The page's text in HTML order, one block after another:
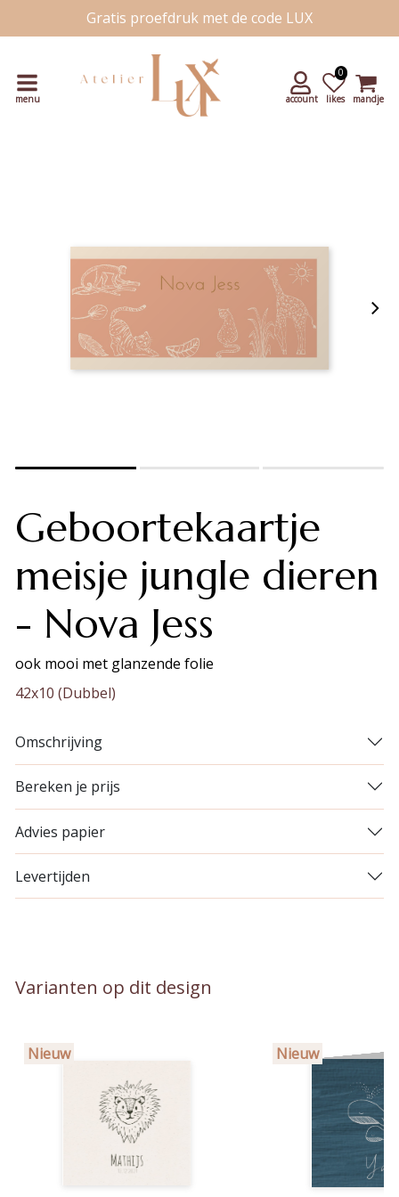
Gratis proefdruk met de code LUX
Snelle levering
Unieke handgetekende kaartjes
menu account likes
0
mandje
Geboortekaartje
meisje jungle dieren
- Nova Jess
ook mooi met glanzende folie
42x10 (Dubbel)
Omschrijving
Bereken je prijs
Advies papier
Levertijden
Varianten op dit design
Nieuw Nieuw